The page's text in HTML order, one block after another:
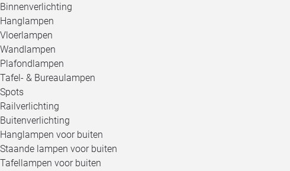
Binnenverlichting
Hanglampen
Vloerlampen
Wandlampen
Plafondlampen
Tafel- & Bureaulampen
Spots
Railverlichting
Buitenverlichting
Hanglampen voor buiten
Staande lampen voor buiten
Tafellampen voor buiten